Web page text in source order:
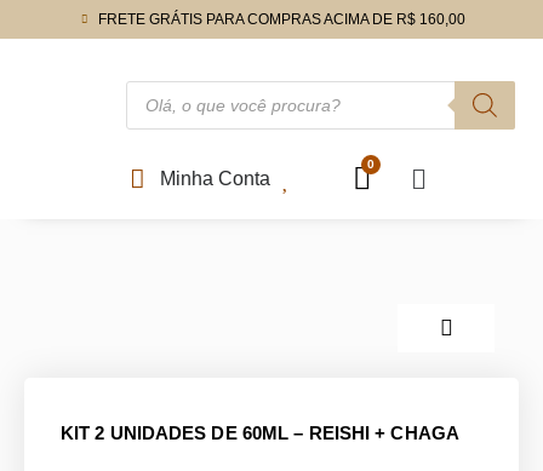
FRETE GRÁTIS PARA COMPRAS ACIMA DE R$ 160,00
Minha Conta
KIT 2 UNIDADES DE 60ML – REISHI + CHAGA